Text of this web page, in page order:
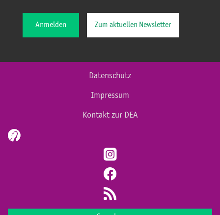
Anmelden Zum aktuellen Newsletter
Datenschutz
Impressum
Kontakt zur DEA